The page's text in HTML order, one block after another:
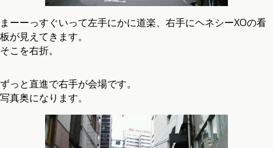
まーーっすぐいって左手にかに道楽、右手にヘネシーXOの看
板が見えてきます。
そこを右折。
ずっと直進で右手が会場です。
写真奥になります。